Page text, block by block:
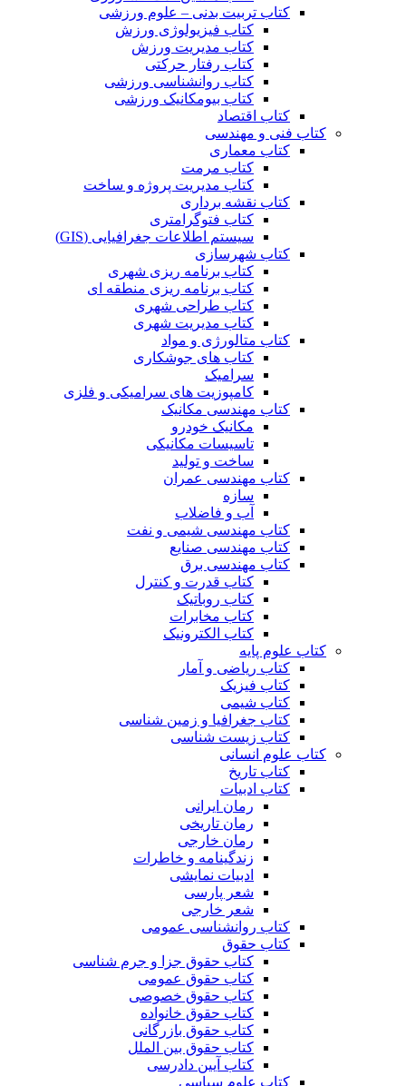
کتاب تربیت بدنی – علوم ورزشی
کتاب فیزیولوژی ورزش
کتاب مدیریت ورزش
کتاب رفتار حرکتی
کتاب روانشناسی ورزشی
کتاب بیومکانیک ورزشی
کتاب اقتصاد
کتاب فنی و مهندسی
کتاب معماری
کتاب مرمت
کتاب مدیریت پروژه و ساخت
کتاب نقشه برداری
کتاب فتوگرامتری
سیستم اطلاعات جغرافیایی (GIS)
کتاب شهرسازی
کتاب برنامه ریزی شهری
کتاب برنامه ریزی منطقه ای
کتاب طراحی شهری
کتاب مدیریت شهری
کتاب متالورژی و مواد
کتاب های جوشکاری
سرامیک
کامپوزیت های سرامیکی و فلزی
کتاب مهندسی مکانیک
مکانیک خودرو
تاسیسات مکانیکی
ساخت و تولید
کتاب مهندسی عمران
سازه
آب و فاضلاب
کتاب مهندسی شیمی و نفت
کتاب مهندسی صنایع
کتاب مهندسی برق
کتاب قدرت و کنترل
کتاب روباتیک
کتاب مخابرات
کتاب الکترونیک
کتاب علوم پایه
کتاب ریاضی و آمار
کتاب فیزیک
کتاب شیمی
کتاب جغرافیا و زمین شناسی
کتاب زیست شناسی
کتاب علوم انسانی
کتاب تاریخ
کتاب ادبیات
رمان ایرانی
رمان تاریخی
رمان خارجی
زندگینامه و خاطرات
ادبیات نمایشی
شعر پارسی
شعر خارجی
کتاب روانشناسی عمومی
کتاب حقوق
کتاب حقوق جزا و جرم شناسی
کتاب حقوق عمومی
کتاب حقوق خصوصی
کتاب حقوق خانواده
کتاب حقوق بازرگانی
کتاب حقوق بین الملل
کتاب آیین دادرسی
کتاب علوم سیاسی